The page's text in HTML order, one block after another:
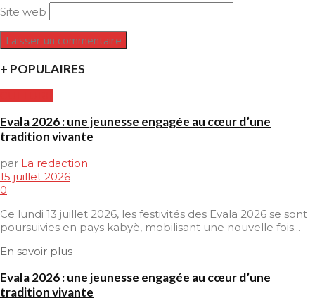
Site web
+ POPULAIRES
Evala 2026 : une jeunesse engagée au cœur d’une
tradition vivante
par La redaction
15 juillet 2026
0
Ce lundi 13 juillet 2026, les festivités des Evala 2026 se sont
poursuivies en pays kabyè, mobilisant une nouvelle fois...
En savoir plus
Evala 2026 : une jeunesse engagée au cœur d’une
tradition vivante